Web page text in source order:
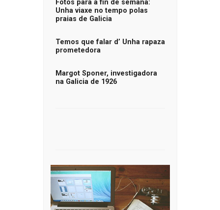
Fotos para a fin de semana:
Unha viaxe no tempo polas
praias de Galicia
Temos que falar d’ Unha rapaza
prometedora
Margot Sponer, investigadora
na Galicia de 1926